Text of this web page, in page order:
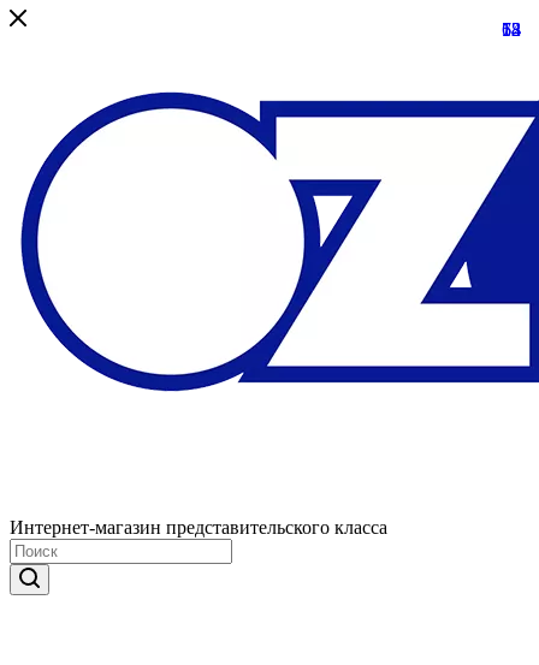
Интернет-магазин представительского класса
13
68
73
54
12